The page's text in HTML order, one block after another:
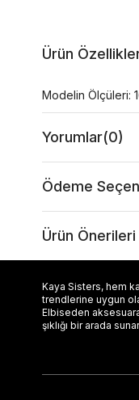
Ürün
Modelin Ölçüleri:
Yorumlar(0)
Ödeme
Ürün Önerileri
Kaya Sisters, hem
trendlerine uygun
Elbiseden
şıklığı bir arada